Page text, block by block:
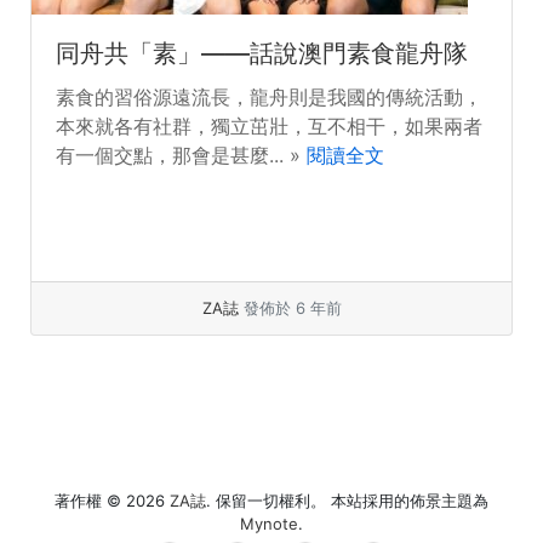
同舟共「素」——話說澳門素食龍舟隊
素食的習俗源遠流長，龍舟則是我國的傳統活動，
本來就各有社群，獨立茁壯，互不相干，如果兩者
有一個交點，那會是甚麼... » 閱讀全文
ZA誌 發佈於 6 年前
著作權 © 2026 ZA誌. 保留一切權利。 本站採用的佈景主題為
Mynote.